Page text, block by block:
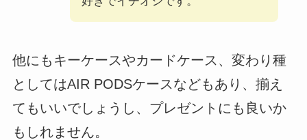
他にもキーケースやカードケース、変わり種
としてはAIR PODSケースなどもあり、揃え
てもいいでしょうし、プレゼントにも良いか
もしれません。